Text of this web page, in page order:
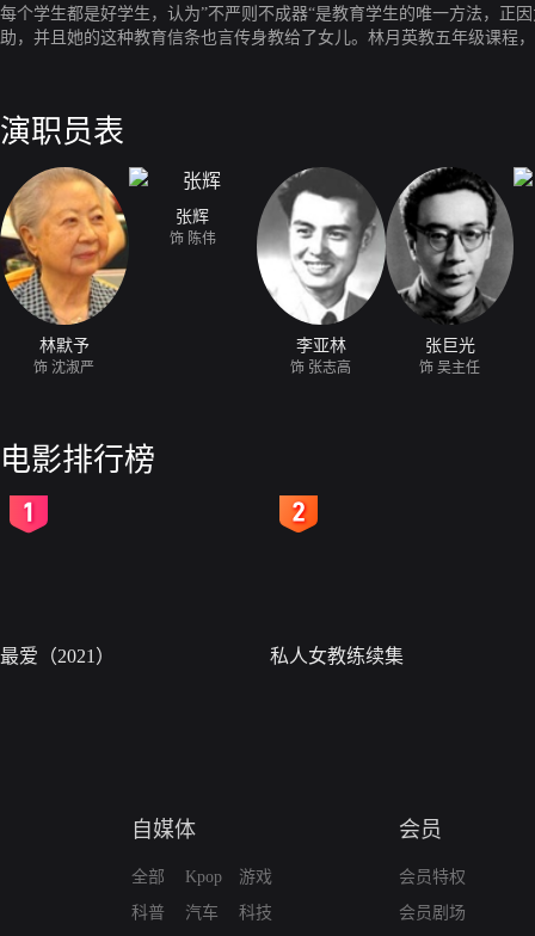
每个学生都是好学生，认为”不严则不成器“是教育学生的唯一方法，正
助，并且她的这种教育信条也言传身教给了女儿。林月英教五年级课程
但最终王大毛还是被开除了。事情最后弄清钢笔原来是王大毛拾到的，
不下她心爱的事业，在同志们诚意的挽留下，她重又回到学校，与大家
演职员表
林默予
饰 沈淑严
张辉
饰 陈伟
李亚林
饰 张志高
张巨光
饰 吴主任
电影排行榜
最爱（2021） 私人女教练续集
自媒体
全部
科普
Kpop
汽车
游戏
科技
会员
会员特权
会员剧场